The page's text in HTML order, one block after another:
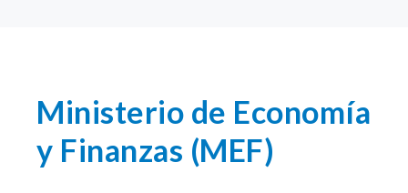
Ministerio de Economía
y Finanzas (MEF)